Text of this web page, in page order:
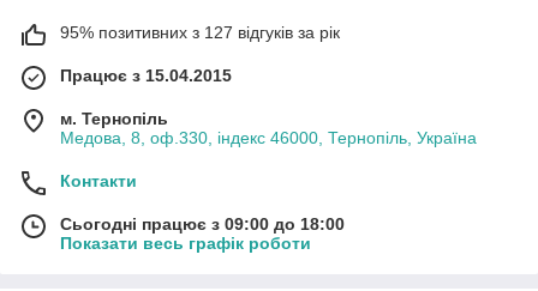
95% позитивних з 127 відгуків за рік
Працює з 15.04.2015
м. Тернопіль
Медова, 8, оф.330, індекс 46000, Тернопіль, Україна
Контакти
Сьогодні працює з 09:00 до 18:00
Показати весь графік роботи